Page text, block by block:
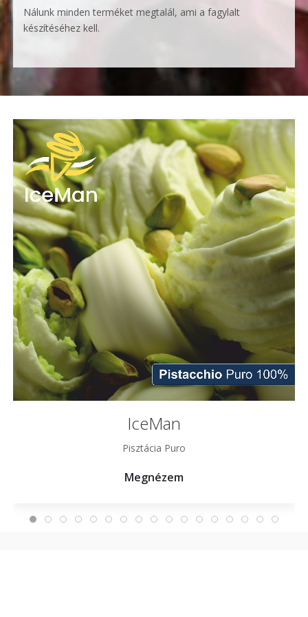
Nálunk minden terméket megtalál, ami a fagylalt
készítéséhez kell.
IceMan
Pisztácia Puro
Megnézem